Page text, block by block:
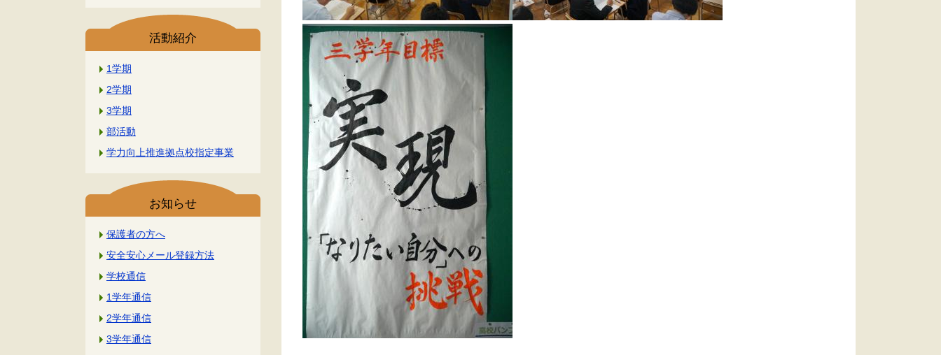
活動紹介
1学期
2学期
3学期
部活動
学力向上推進拠点校指定事業
お知らせ
保護者の方へ
安全安心メール登録方法
学校通信
1学年通信
2学年通信
3学年通信